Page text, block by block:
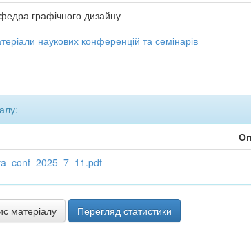
графічного дизайну
наукових конференцій та семінарів
матеріалу Перегляд статистики